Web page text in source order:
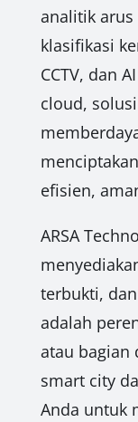
analitik
klasifikasi
CCTV, dan
cloud,
efisien,
ARSA
terbukti,
adalah
atau bagian
smart city
Anda untuk